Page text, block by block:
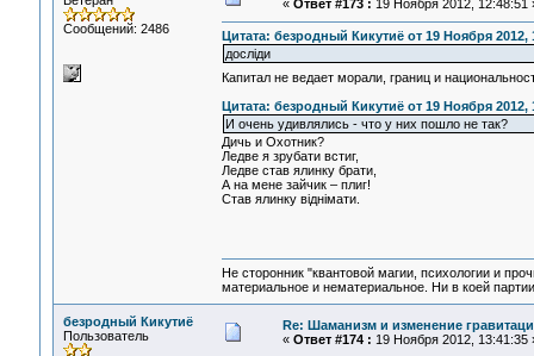
Сообщений: 2486
« Ответ #173 : 19 Ноября 2012, 12:48:51
Цитата: безродный Кикутиё от 19 Ноября 2012,
дослiди
Капитал не ведает морали, границ и
Цитата: безродный Кикутиё от 19 Ноября 2012,
И очень удивлялись - что у них пошло не так?
Дичь и Охотник?
Ледве я зрубати встиг,
Ледве став ялинку брати,
А на мене зайчик – плиг!
Став ялинку віднімати.
Не сторонник "квантовой магии, психологии и
материальное и нематериальное. Ни в коей
безродный Кикутиё
Пользователь
Re: Шаманизм и изменение
« Ответ #174 : 19 Ноября 2012, 13:41:35